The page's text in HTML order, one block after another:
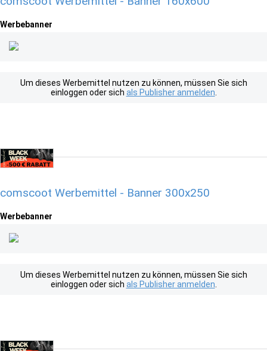
Werbebanner
Um dieses Werbemittel nutzen zu können, müssen Sie sich
einloggen oder sich als Publisher anmelden
comscoot Werbemittel - Banner 300x250
Werbebanner
Um dieses Werbemittel nutzen zu können, müssen Sie sich
einloggen oder sich als Publisher anmelden